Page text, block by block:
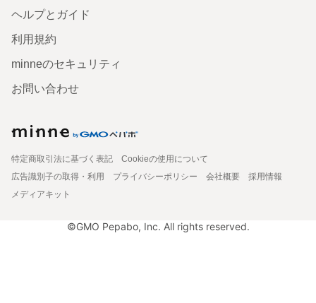
ヘルプとガイド
利用規約
minneのセキュリティ
お問い合わせ
特定商取引法に基づく表記
Cookieの使用について
広告識別子の取得・利用
プライバシーポリシー 会社概要
採用情報
メディアキット
©GMO Pepabo, Inc. All rights reserved.